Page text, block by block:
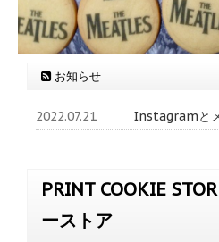
お知らせ
2022.07.21 Instagramと
PRINT COOKIE
ーストア